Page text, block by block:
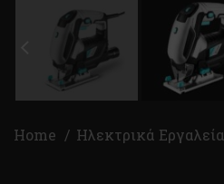
Home Ηλεκτρικά Εργαλεία